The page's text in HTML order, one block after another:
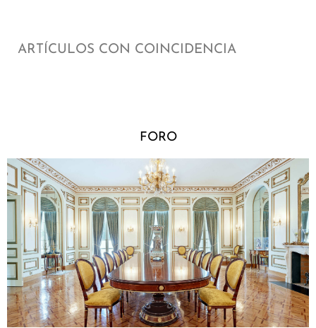
ARTÍCULOS CON COINCIDENCIA
FORO